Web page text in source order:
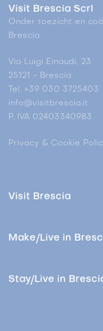
Visit Brescia Scrl
Onder toezicht en
Brescia
Via Luigi Einaudi, 23
25121 - Brescia
Tel. +39 030 3725403
info@visitbrescia.it
P. IVA 02403340983
Privacy & Cookie
Visit Brescia
Make/Live in
Stay/Live in